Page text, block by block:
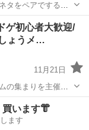
タをペアでする会
ゲ初心者大歓迎/
ょうメ…
11月21日
の集まりを主催し
。 今回は僕
レゼンやルール説
買います👘
ます